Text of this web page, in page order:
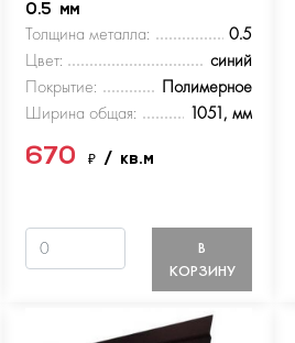
0.5 мм
Толщина металла:
0.5
Цвет:
синий
Покрытие:
Полимерное
Ширина общая:
1051, мм
670₽/ кв.м
В
КОРЗИНУ